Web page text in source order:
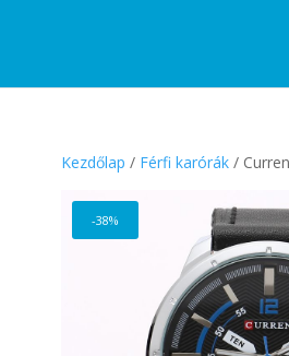
Kezdőlap / Férfi karórák/
-38%